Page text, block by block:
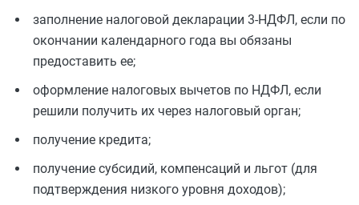
заполнение налоговой декларации 3-НДФЛ, если по
окончании календарного года вы обязаны
предоставить ее;
оформление налоговых вычетов по НДФЛ, если
решили получить их через налоговый орган;
получение кредита;
получение субсидий, компенсаций и льгот (для
подтверждения низкого уровня доходов);